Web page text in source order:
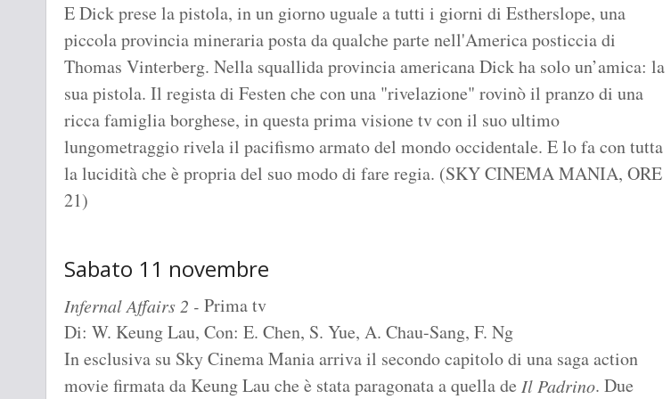
E Dick prese la pistola, in un giorno uguale a tutti i giorni di Estherslope, una
piccola provincia mineraria posta da qualche parte nell'America posticcia di
Thomas Vinterberg. Nella squallida provincia americana Dick ha solo un’amica: la
sua pistola. Il regista di Festen che con una "rivelazione" rovinò il pranzo di una
ricca famiglia borghese, in questa prima visione tv con il suo ultimo
lungometraggio rivela il pacifismo armato del mondo occidentale. E lo fa con tutta
la lucidità che è propria del suo modo di fare regia. (SKY CINEMA MANIA, ORE
21)
Sabato 11 novembre
Infernal Affairs 2 - Prima tv
Di: W. Keung Lau, Con: E. Chen, S. Yue, A. Chau-Sang, F. Ng
In esclusiva su Sky Cinema Mania arriva il secondo capitolo di una saga action
movie firmata da Keung Lau che è stata paragonata a quella de Il Padrino. Due